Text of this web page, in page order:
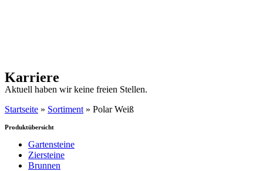
Karriere
Aktuell haben wir keine freien Stellen.
Startseite » Sortiment » Polar Weiß
Produktübersicht
Gartensteine
Ziersteine
Brunnen